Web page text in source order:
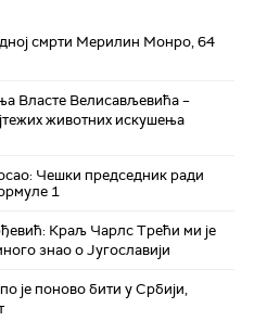
смрти Мерилин Монро, 64
Власте Велисављевића –
животних искушења
Чешки председник ради
1
Краљ Чарлс Трећи ми је
знао о Југославији
је поново бити у Србији,